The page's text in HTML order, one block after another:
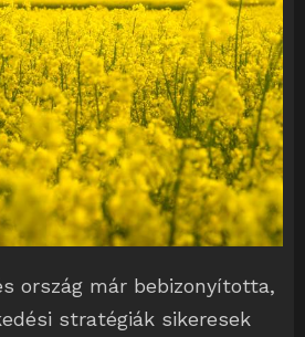
ország már bebizonyította,
stratégiák sikeresek